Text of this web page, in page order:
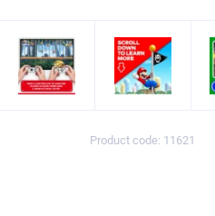
Product code: 11621